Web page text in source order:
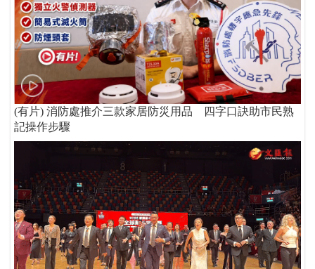
(有片) 消防處推介三款家居防災用品 四字口訣助市民熟
記操作步驟